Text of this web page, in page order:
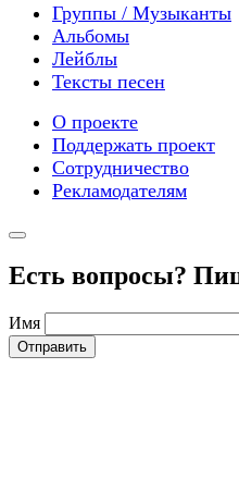
Группы / Музыканты
Альбомы
Лейблы
Тексты песен
О проекте
Поддержать проект
Сотрудничество
Рекламодателям
Есть вопросы?
Имя